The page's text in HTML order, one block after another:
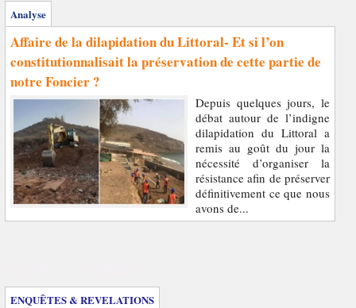
Analyse
Affaire de la dilapidation du Littoral- Et si l’on
constitutionnalisait la préservation de cette partie de
notre Foncier ?
Depuis quelques jours, le
débat autour de l’indigne
dilapidation du Littoral a
remis au goût du jour la
nécessité d’organiser la
résistance afin de préserver
définitivement ce que nous
avons de...
ENQUÊTES & REVELATIONS